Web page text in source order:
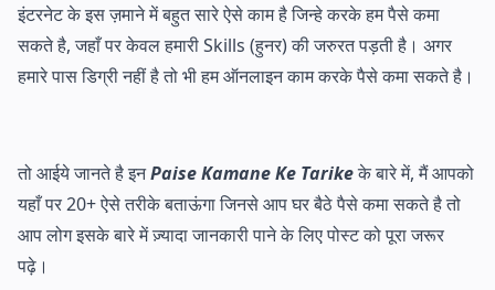
इंटरनेट के इस ज़माने में बहुत सारे ऐसे काम है जिन्हे करके हम पैसे कमा
सकते है, जहाँ पर केवल हमारी Skills (हुनर) की जरुरत पड़ती है। अगर
हमारे पास डिग्री नहीं है तो भी हम ऑनलाइन काम करके पैसे कमा सकते है।
तो आईये जानते है इनPaise Kamane Ke Tarikeके बारे में, मैं आपको
यहाँ पर 20+ ऐसे तरीके बताऊंगा जिनसे आप घर बैठे पैसे कमा सकते है तो
आप लोग इसके बारे में ज़्यादा जानकारी पाने के लिए पोस्ट को पूरा जरूर
पढ़े।